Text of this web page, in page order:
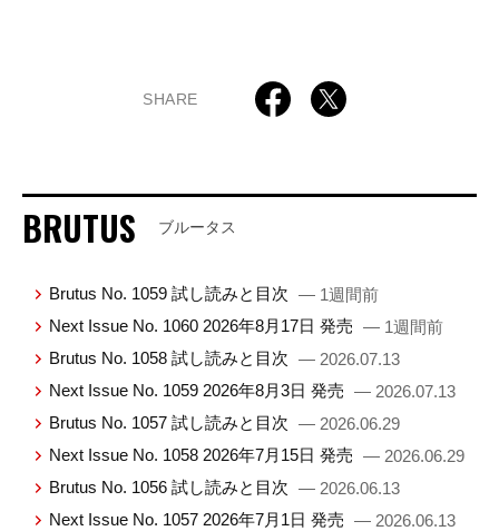
SHARE
BRUTUS ブルータス
Brutus No. 1059 試し読みと目次 — 1週間前
Next Issue No. 1060 2026年8月17日 発売 — 1週間前
Brutus No. 1058 試し読みと目次 — 2026.07.13
Next Issue No. 1059 2026年8月3日 発売 — 2026.07.13
Brutus No. 1057 試し読みと目次 — 2026.06.29
Next Issue No. 1058 2026年7月15日 発売 — 2026.06.29
Brutus No. 1056 試し読みと目次 — 2026.06.13
Next Issue No. 1057 2026年7月1日 発売 — 2026.06.13